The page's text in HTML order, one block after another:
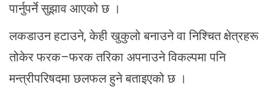
पार्नुपर्ने सुझाव आएको छ ।
लकडाउन हटाउने, केही खुकुलो बनाउने वा निश्चित क्षेत्रहरू
तोकेर फरक–फरक तरिका अपनाउने विकल्पमा पनि
मन्त्रीपरिषदमा छलफल हुने बताइएको छ ।